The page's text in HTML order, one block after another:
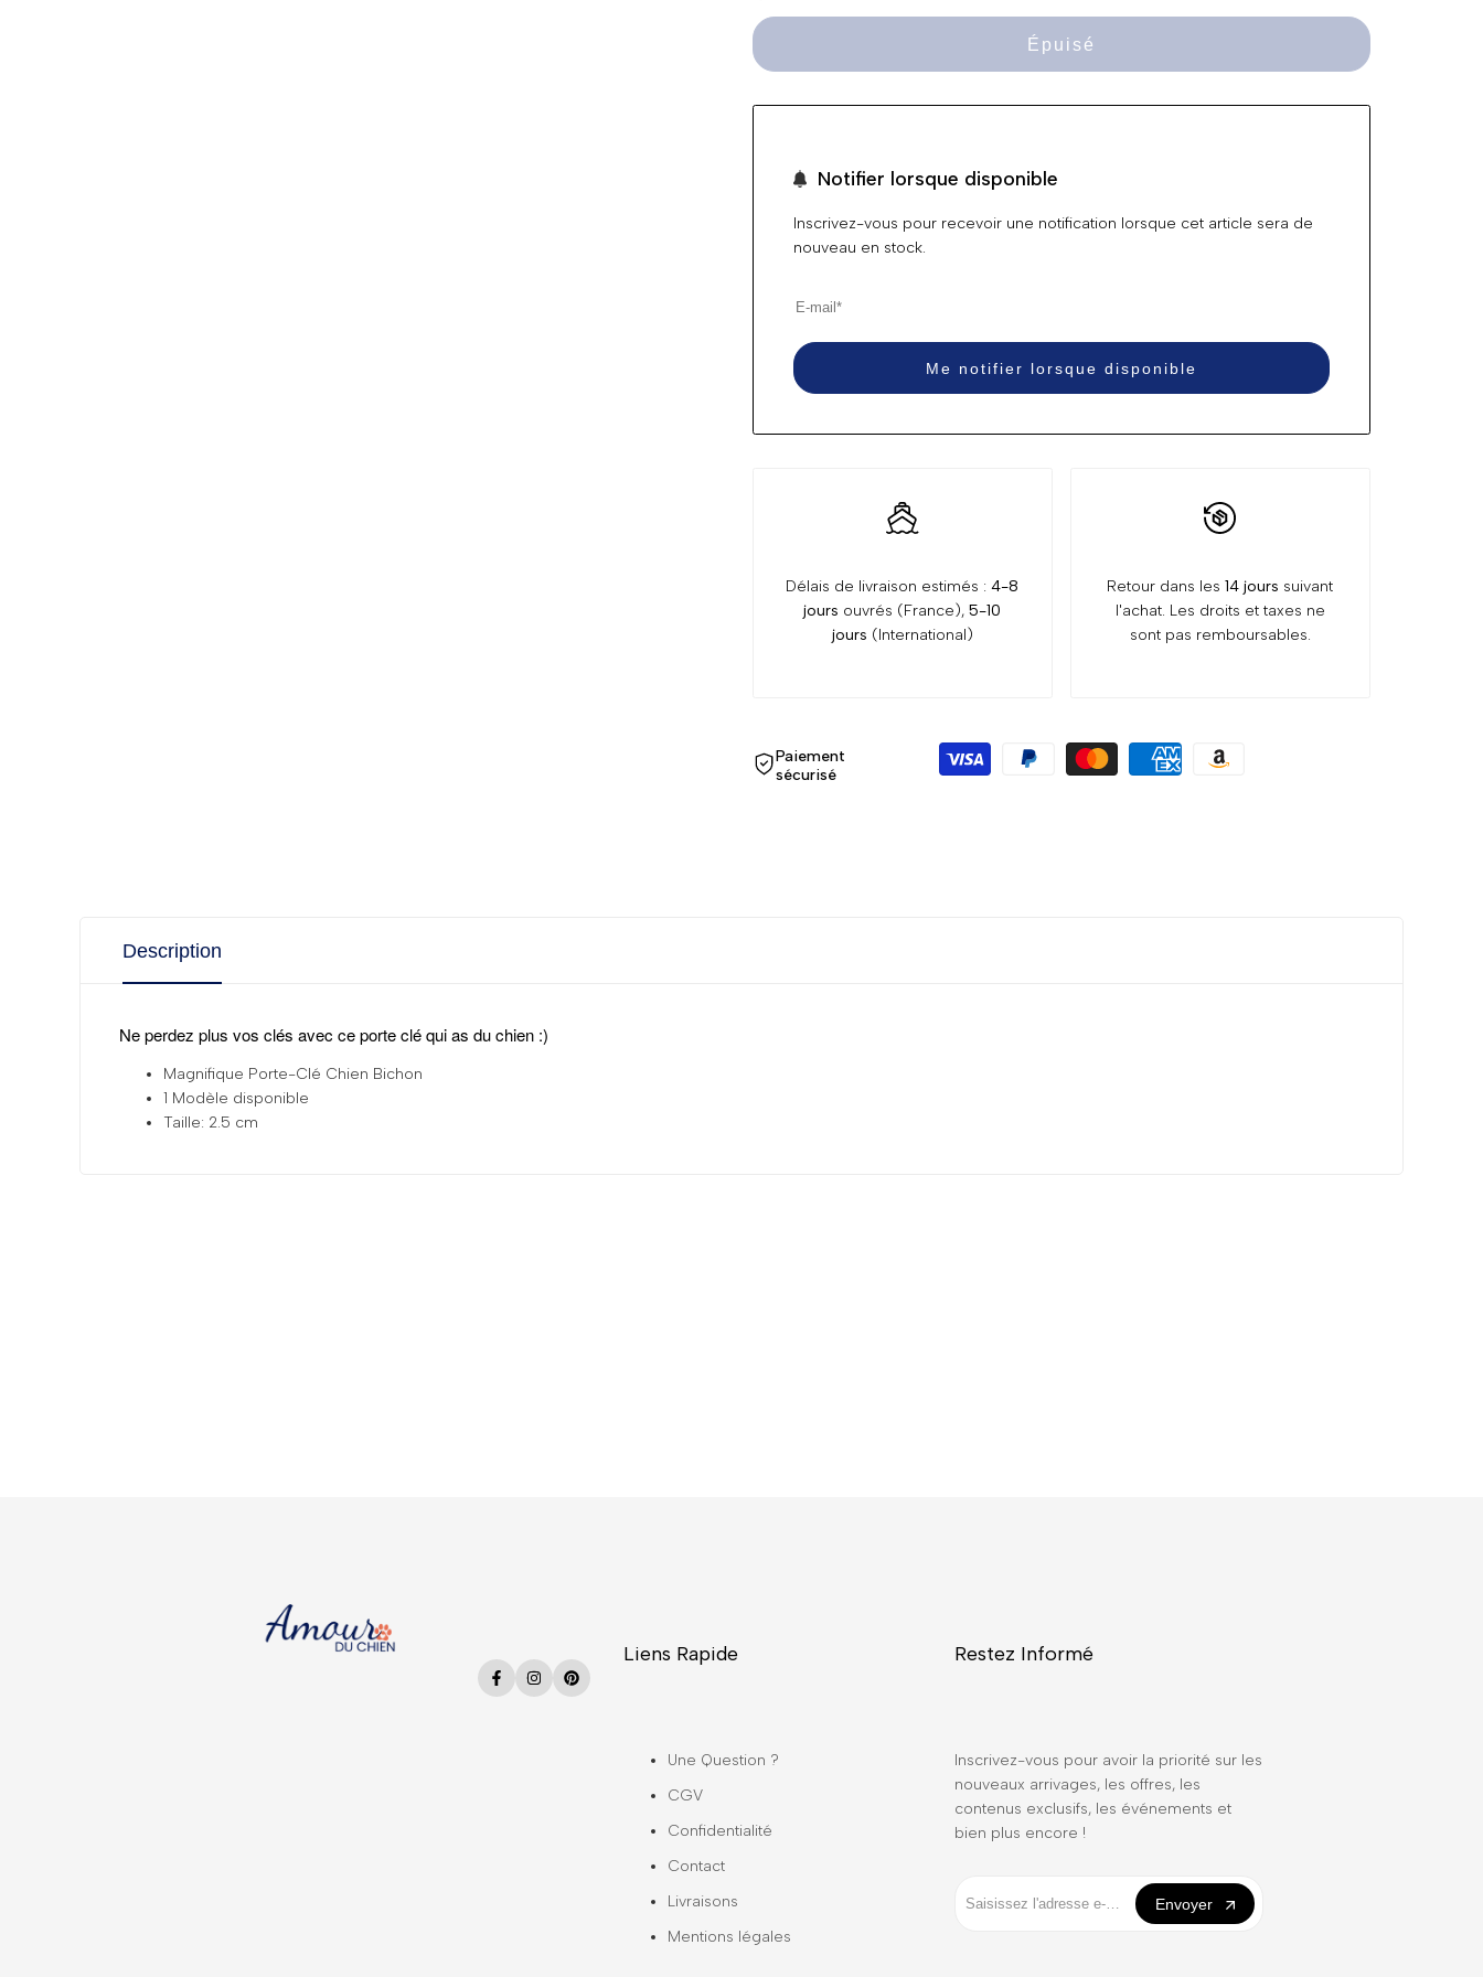
Épuisé
Notifier lorsque disponible
Inscrivez-vous pour recevoir une notification lorsque cet article sera de
nouveau en stock.
Me notifier lorsque disponible
Délais de livraison estimés :4-8
jours ouvrés (France),5-10
jours (International)
Retour dans les14 jours suivant
l'achat. Les droits et taxes ne
sont pas remboursables.
Paiement
sécurisé
Description
Neperdez plus vos clés avec ceporte clé qui as du chien :)
Magnifique Porte-Clé Chien Bichon
1 Modèle disponible
Taille: 2.5 cm
Facebook
InstagramPinterest
Liens Rapide
Une Question ?
CGV
Confidentialité
Contact
Livraisons
Mentions légales
Restez Informé
Inscrivez-vous pour avoir la priorité sur les
nouveaux arrivages, les offres, les
contenus exclusifs, les événements et
bien plus encore !
Envoyer